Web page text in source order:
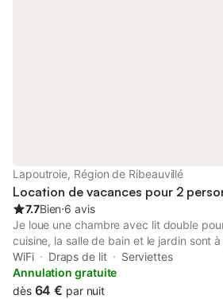
Lapoutroie, Région de Ribeauvillé
Location de vacances pour 2
7.7Bien⋅6 avis
Je loue une chambre avec lit double
cuisine, la salle de bain et le jardin sont
viens d être renoveé il y a encore des
les personnes ayant besoin de luxe et de
conseille le gite de mon voisin .
WiFi Draps de lit
Serviettes
Annulation gratuite
dès 64 € par nuit